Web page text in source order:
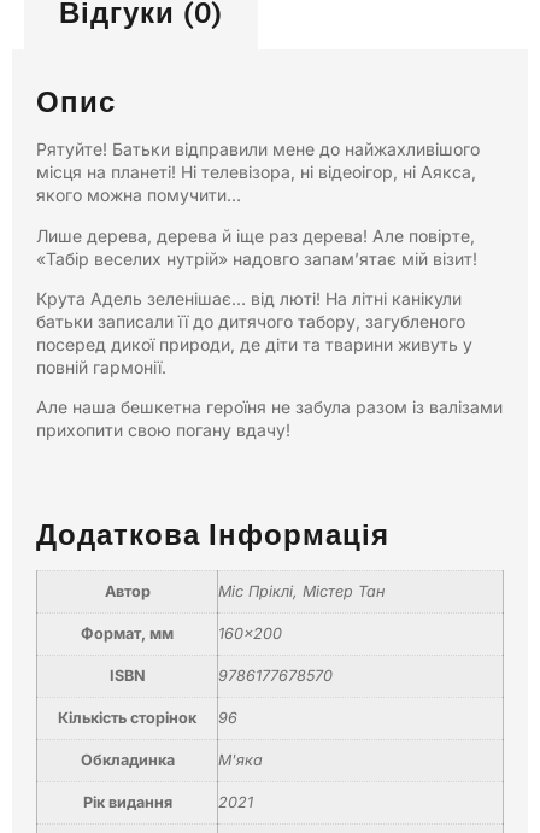
Відгуки (0)
Опис
Рятуйте! Батьки відправили мене до найжахливішого
місця на планеті! Ні телевізора, ні відеоігор, ні Аякса,
якого можна помучити…
Лише дерева, дерева й іще раз дерева! Але повірте,
«Табір веселих нутрій» надовго запам’ятає мій візит!
Крута Адель зеленішає… від люті! На літні канікули
батьки записали її до дитячого табору, загубленого
посеред дикої природи, де діти та тварини живуть у
повній гармонії.
Але наша бешкетна героїня не забула разом із валізами
прихопити свою погану вдачу!
Додаткова Інформація
Автор Міс Пріклі Містер Тан
Формат, мм 160×200
ISBN 9786177678570
Кількість сторінок 96
Обкладинка М'яка
Рік видання 2021